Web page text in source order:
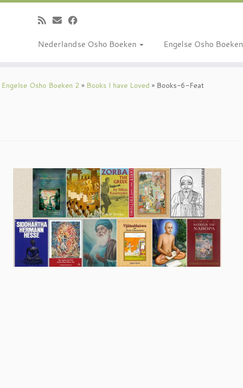
Nederlandse Osho Boeken Engelse Osho Boeken
Engelse Osho Boeken 2 » Books I have Loved » Books-6-Feat